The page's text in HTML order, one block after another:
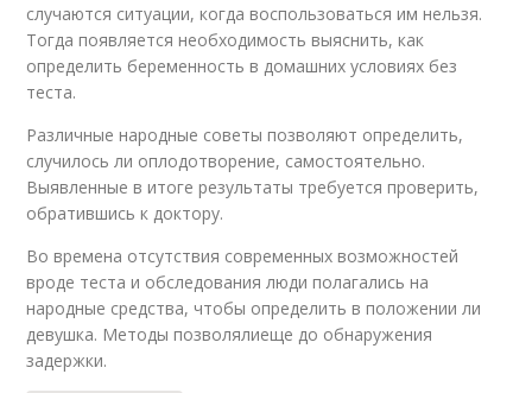
случаются ситуации, когда воспользоваться им нельзя.
Тогда появляется необходимость выяснить, как
определить беременность в домашних условиях без
теста.
Различные народные советы позволяют определить,
случилось ли оплодотворение, самостоятельно.
Выявленные в итоге результаты требуется проверить,
обратившись к доктору.
Во времена отсутствия современных возможностей
вроде теста и обследования люди полагались на
народные средства, чтобы определить в положении ли
девушка. Методы позволялиеще до обнаружения
задержки.